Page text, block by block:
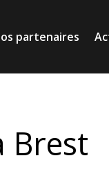
partenaires
partenaires
Brest